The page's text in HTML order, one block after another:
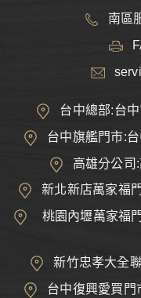
南區
台中總部:台
台中旗艦門市:
高雄分公司
新北新店萬家福
桃園內壢萬家福
新竹忠孝大全
台中復興愛買門